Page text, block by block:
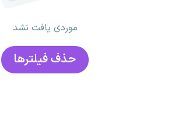
موردی یافت نشد
حذف فیلتر‌ها